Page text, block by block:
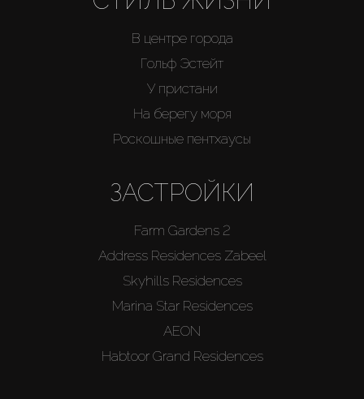
В центре города
Гольф Эстейт
У пристани
На берегу моря
Роскошные пентхаусы
ЗАСТРОЙКИ
Farm Gardens 2
Address Residences Zabeel
Skyhills Residences
Marina Star Residences
AEON
Habtoor Grand Residences